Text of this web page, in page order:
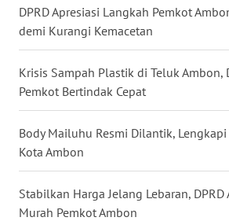
DPRD Apresiasi Langkah Pemkot
demi Kurangi Kemacetan
Krisis Sampah Plastik di Teluk Ambon,
Pemkot Bertindak Cepat
Body Mailuhu Resmi Dilantik,
Kota Ambon
Stabilkan Harga Jelang Lebaran, DPRD
Murah Pemkot Ambon
WN
JATIM
WN
BALI
WN
KALBAR
WN
KALTENG